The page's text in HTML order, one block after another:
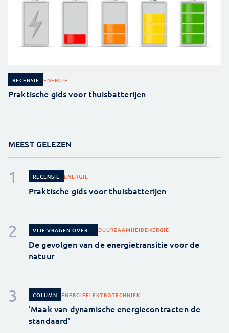
RECENSIE ENERGIE
Praktische gids voor thuisbatterijen
MEEST GELEZEN
RECENSIE ENERGIE
Praktische gids voor thuisbatterijen
VIJF VRAGEN OVER... DUURZAAMHEIDENERGIE
De gevolgen van de energietransitie voor de
natuur
COLUMN ENERGIEELEKTROTECHNIEK
'Maak van dynamische energiecontracten de
standaard'